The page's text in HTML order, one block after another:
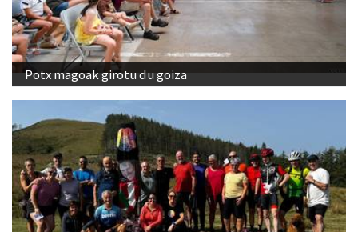
Potx magoak girotu du goiza